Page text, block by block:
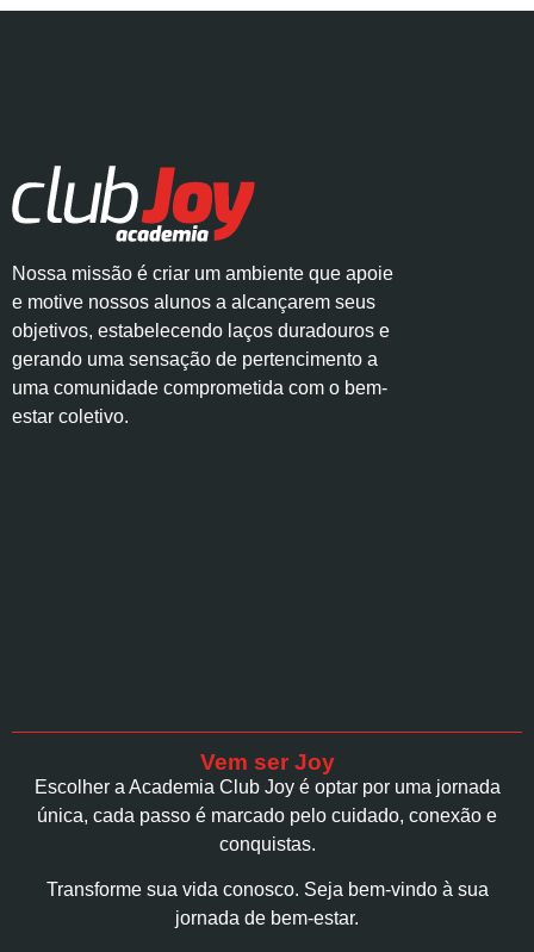
Nossa missão é criar um ambiente que apoie
e motive nossos alunos a alcançarem seus
objetivos, estabelecendo laços duradouros e
gerando uma sensação de pertencimento a
uma comunidade comprometida com o bem-
estar coletivo.
Vem ser Joy
Escolher a Academia Club Joy é optar por uma jornada
única, cada passo é marcado pelo cuidado, conexão e
conquistas.
Transforme sua vida conosco. Seja bem-vindo à sua
jornada de bem-estar.